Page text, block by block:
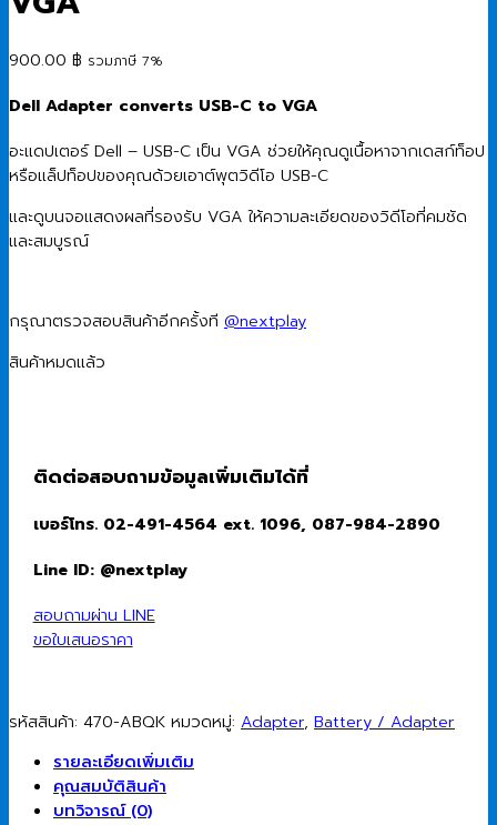
900.00 ฿ รวมภาษี 7%
Dell Adapter converts USB-C to VGA
อะแดปเตอร์ Dell – USB-C เป็น VGA ช่วยให้คุณดูเนื้อหาจากเดสก์ท็อป
หรือแล็ปท็อปของคุณด้วยเอาต์พุตวิดีโอ USB-C
และดูบนจอแสดงผลที่รองรับ VGA ให้ความละเอียดของวิดีโอที่คมชัด
และสมบูรณ์
กรุณาตรวจสอบสินค้าอีกครั้งที @nextplay
สินค้าหมดแล้ว
ติดต่อสอบถามข้อมูลเพิ่มเติมได้ที่
เบอร์โทร. 02-491-4564 ext. 1096, 087-984-2890
Line ID: @nextplay
สอบถามผ่าน LINE
ขอใบเสนอราคา
รหัสสินค้า: 470-ABQK หมวดหมู่: Adapter, Battery / Adapter
รายละเอียดเพิ่มเติม
คุณสมบัติสินค้า
บทวิจารณ์ (0)